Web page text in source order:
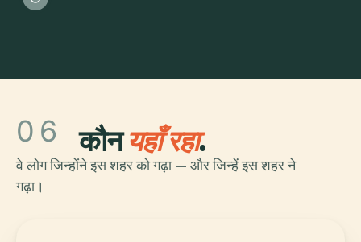
06 कौनयहाँ रहा.
वे लोग जिन्होंने इस शहर को गढ़ा — और जिन्हें इस शहर ने
गढ़ा।